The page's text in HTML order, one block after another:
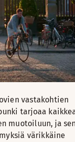
vastakohtien
tarjoaa
muotoiluun, ja
värikkäine